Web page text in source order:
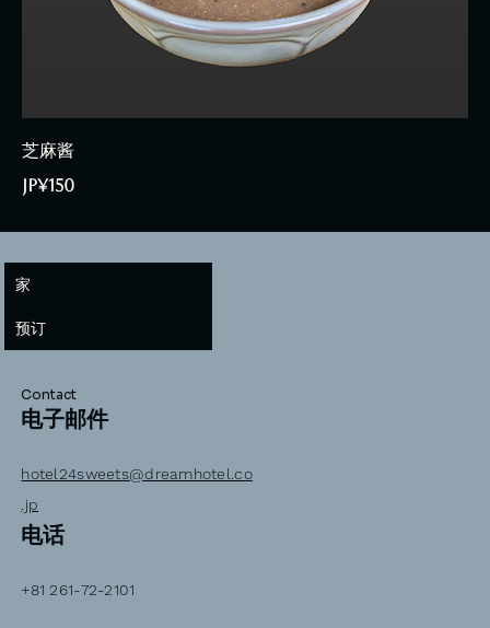
芝麻酱
JP¥150
Contact
电子邮件
hotel24sweets@dreamhotel.co
.jp
电话
+81 261-72-2101
家
预订